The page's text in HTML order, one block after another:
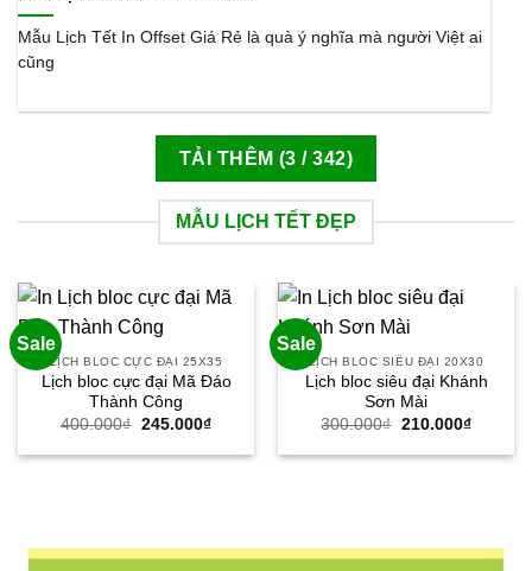
Mẫu Lịch Tết In Offset Giá Rẻ là quà ý nghĩa mà người Việt ai
cũng
TẢI THÊM (3 / 342)
MẪU LỊCH TẾT ĐẸP
Sale
LỊCH BLOC CỰC ĐẠI 25X35
Lịch bloc cực đại Mã Đáo
Thành Công
400.000₫ Giá
là:
245.000₫Giá
tại
Sale
LỊCH BLOC SIÊU ĐẠI 20X30
Lịch bloc siêu đại Khánh
Sơn Mài
300.000₫ Giá
là:
210.000₫Giá
tại